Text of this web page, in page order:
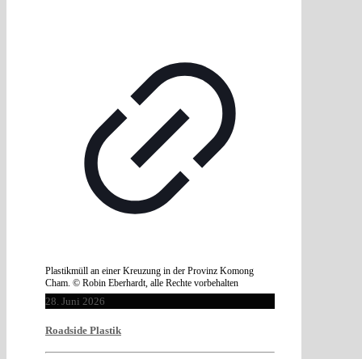
Plastikmüll an einer Kreuzung in der Provinz Komong
Cham. © Robin Eberhardt, alle Rechte vorbehalten
28. Juni 2026
Roadside Plastik